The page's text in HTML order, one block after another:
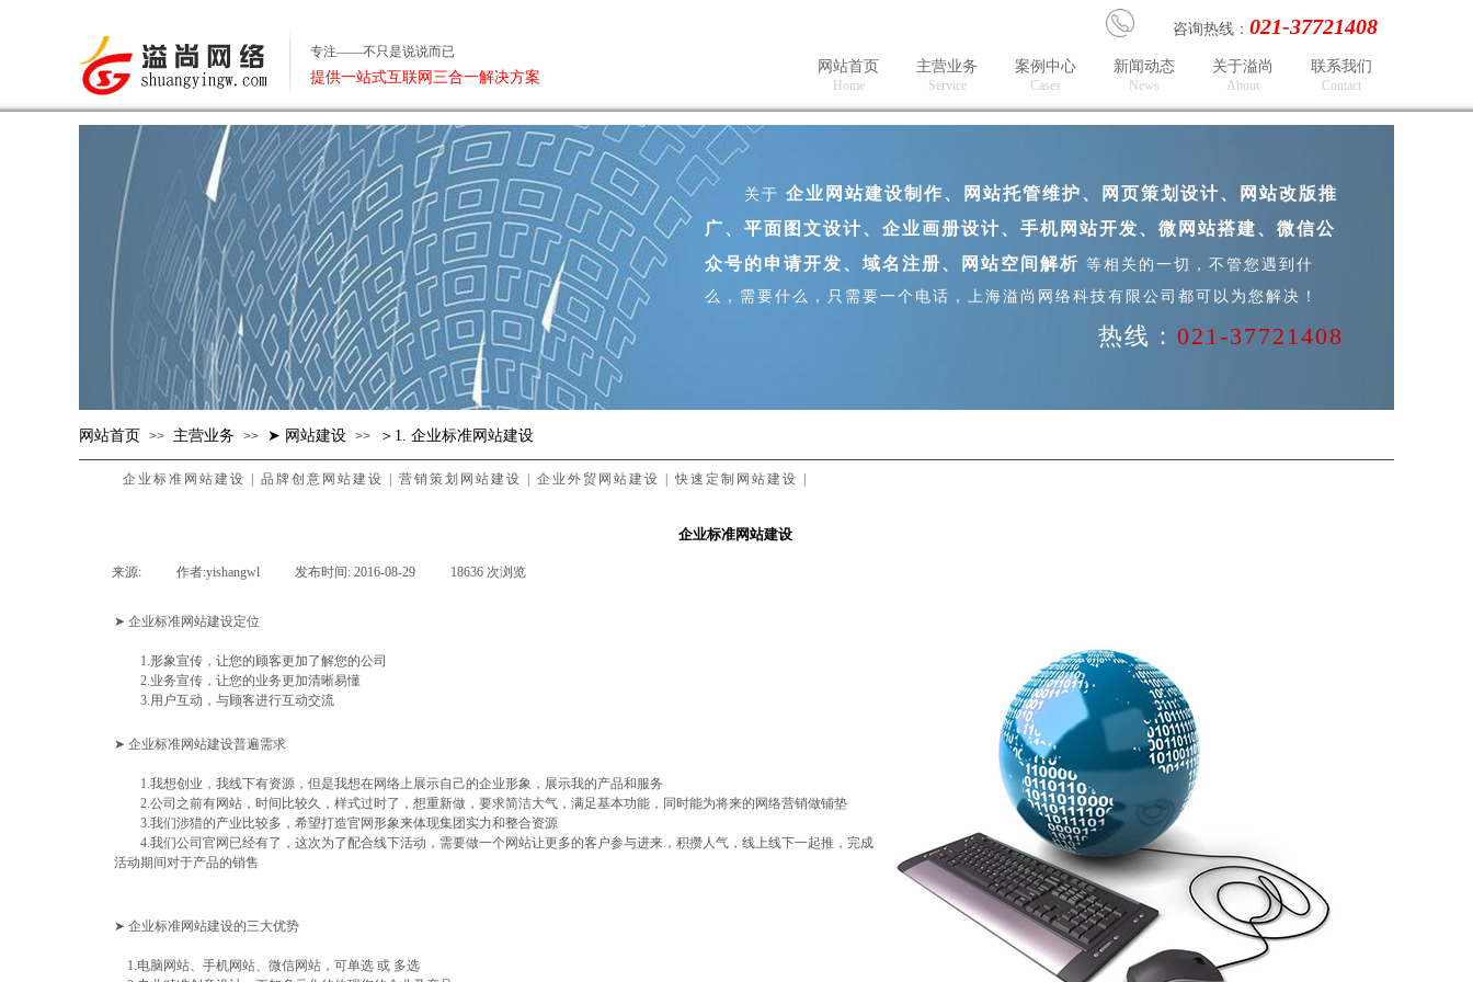
联系我们
Contact
新闻动态
News
关于溢尚
A bout
专注——不只是说说而已
提供一站式互联网三合一解决方案
咨询热线： 021-37721408
主营业务
Service
案例中心
Cases
网站首页
H ome
关于 企业网站建设制作、网站托管维护、网页策划设计、网站改版推
广、平面图文设计、企业画册设计、手机网站开发、微网站搭建、微信公​
众号的申请开发、域名注册、网站空间解析 等相关的一切，不管您遇到什
么，需要什么，只需要一个电话，上海溢尚网络科技有限公司都可以为您解决！
热线： 021-37721408
网站首页 >> 主营业务 >> ➤ 网站建设 >> ＞1. 企业标准网站建设
企业标准网站建设 品牌创意网站建设 营销策划网站建设 企业外贸网站建设 |快速定制网站建设
企业标准网站建设
来源: 作者:yishangwl 发布时间: 2016-08-29 18636 次浏览
➤ 企业标准网站建设定位
1.形象宣传，让您的顾客更加了解您的公司
2.业务宣传，让您的业务更加清晰易懂
3.用户互动，与顾客进行互动交流
➤ 企业标准网站建设普遍需求
1.我想创业，我线下有资源，但是我想在网络上展示自己的企业形象，展示我的产品和服务
2.公司之前有网站，时间比较久，样式过时了，想重新做，要求简洁大气，满足基本功能，同时能为将来的网络营销做铺垫
3.我们涉猎的产业比较多，希望打造官网形象来体现集团实力和整合资源
4.我们公司官网已经有了，这次为了配合线下活动，需要做一个网站让更多的客户参与进来，积攒人气，线上线下一起推，完成
活动期间对于产品的销售
➤ 企业标准网站建设的三大优势
1.电脑网站、手机网站、微信网站，可单选 或 多选